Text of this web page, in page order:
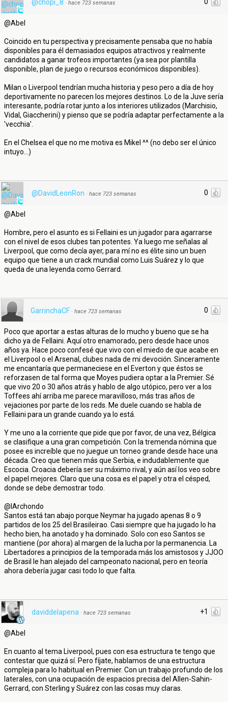
@chopi_8 · hace 723 semanas
@Abel
Coincido en tu perspectiva y precisamente pensaba que no había
disponibles para él demasiados equipos atractivos y realmente
candidatos a ganar trofeos importantes (ya sea por plantilla
disponible, plan de juego o recursos económicos disponibles).
Milan o Liverpool tendrían mucha historia y peso pero a día de hoy
deportivamente no parecen los mejores destinos. Lo de la Juve sería
interesante, podría rotar junto a los interiores utilizados (Marchisio,
Vidal, Giaccherini) y pienso que se podría adaptar perfectamente a la
'vecchia'.
En el Chelsea el que no me motiva es Mikel ^^ (no debo ser el único
intuyo...)
0
@DavidLeonRon · hace 723 semanas
@Abel
Hombre, pero el asunto es si Fellaini es un jugador para agarrarse
con el nivel de esos clubes tan potentes. Ya luego me señalas al
Liverpool, que como decía ayer, para mí no es élite sino un buen
equipo que tiene a un crack mundial como Luis Suárez y lo que
queda de una leyenda como Gerrard.
0
GarrinchaCF · hace 723 semanas
Poco que aportar a estas alturas de lo mucho y bueno que se ha
dicho ya de Fellaini. Aquí otro enamorado, pero desde hace unos
años ya. Hace poco confesé que vivo con el miedo de que acabe en
el Liverpool o el Arsenal, clubes nada de mi devoción. Sinceramente
me encantaría que permaneciese en el Everton y que éstos se
reforzasen de tal forma que Moyes pudiera optar a la Premier. Sé
que vivo 20 o 30 años atrás y hablo de algo utópico, pero ver a los
Toffees ahí arriba me parece maravilloso, más tras años de
vejaciones por parte de los reds. Me duele cuando se habla de
Fellaini para un grande cuando ya lo está.
Y me uno a la corriente que pide que por favor, de una vez, Bélgica
se clasifique a una gran competición. Con la tremenda nómina que
posee es increíble que no juegue un torneo grande desde hace una
década. Creo que tienen más que Serbia, e indudablemente que
Escocia. Croacia debería ser su máximo rival, y aún así los veo sobre
el papel mejores. Claro que una cosa es el papel y otra el césped,
donde se debe demostrar todo.
@IArchondo
Santos está tan abajo porque Neymar ha jugado apenas 8 o 9
partidos de los 25 del Brasileirao. Casi siempre que ha jugado lo ha
hecho bien, ha anotado y ha dominado. Solo con eso Santos se
mantiene (por ahora) al margen de la lucha por la permanencia. La
Libertadores a principios de la temporada más los amistosos y JJOO
de Brasil le han alejado del campeonato nacional, pero en teoría
ahora debería jugar casi todo lo que falta.
+1
daviddelapena · hace 723 semanas
@Abel
En cuanto al tema Liverpool, pues con esa estructura te tengo que
contestar que quizá sí. Pero fíjate, hablamos de una estructura
compleja para lo habitual en Premier. Con un trabajo profundo de los
laterales, con una ocupación de espacios precisa del Allen-Sahin-
Gerrard, con Sterling y Suárez con las cosas muy claras.